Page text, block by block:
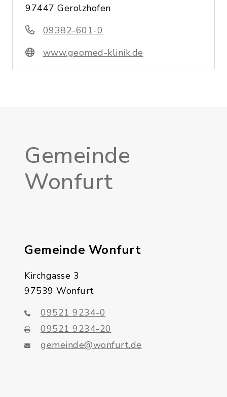
97447 Gerolzhofen
09382-601-0
www.geomed-klinik.de
Gemeinde
Wonfurt
Gemeinde Wonfurt
Kirchgasse 3
97539 Wonfurt
09521 9234-0
09521 9234-20
gemeinde@wonfurt.de